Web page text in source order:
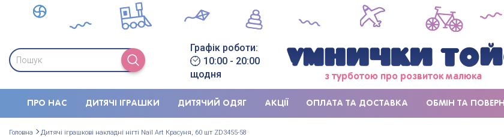
Графік роботи:
10:00 - 20:00
щодня
з турботою про розвиток малюка
ПРО НАС ДИТЯЧІ ІГРАШКИ ДИТЯЧИЙ ОДЯГ АКЦІЇ ОПЛАТА ТА ДОСТАВКА ОБМІН ТА
Головна Дитячі іграшкові накладні нігті Nail Art Красуня, 60 шт ZD3455-58